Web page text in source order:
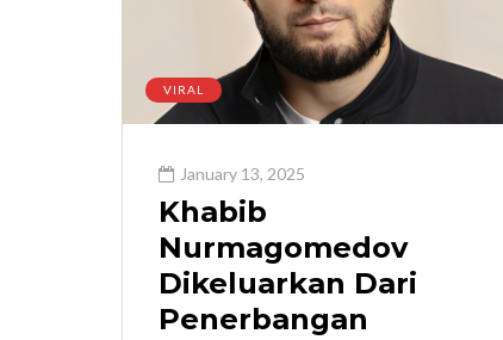
VIRAL
January 13, 2025
Khabib
Nurmagomedov
Dikeluarkan Dari
Penerbangan